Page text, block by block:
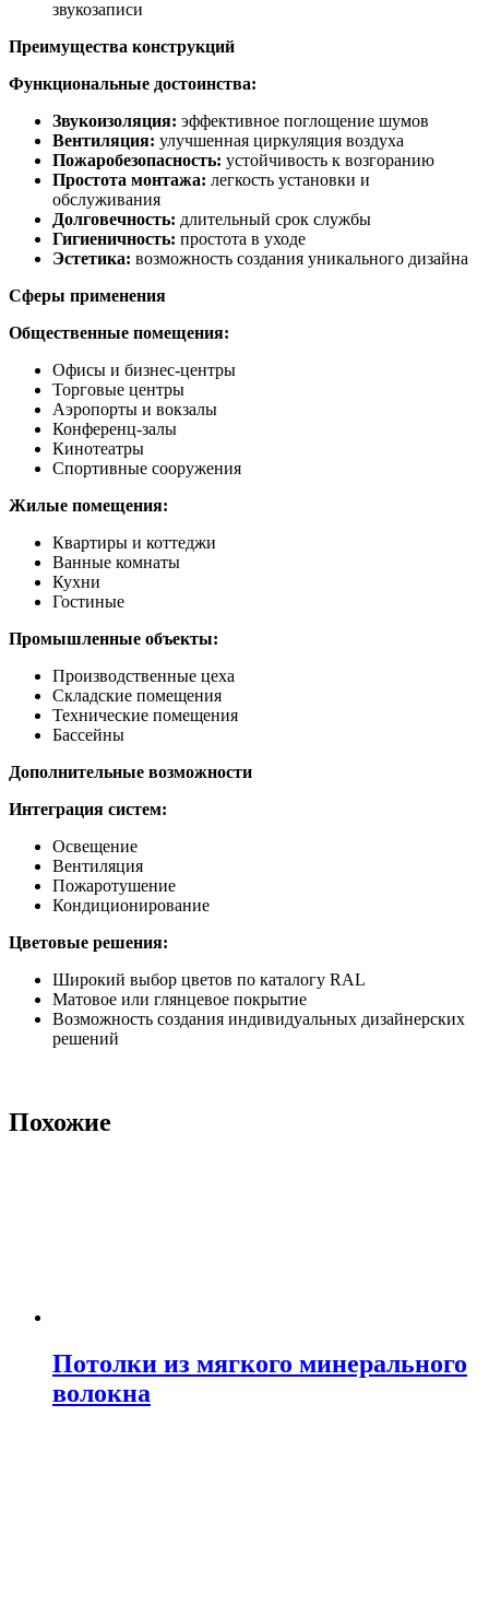
звукозаписи
Преимущества конструкций
Функциональные достоинства:
Звукоизоляция: эффективное поглощение шумов
Вентиляция: улучшенная циркуляция воздуха
Пожаробезопасность: устойчивость к возгоранию
Простота монтажа: легкость установки и
обслуживания
Долговечность: длительный срок службы
Гигиеничность: простота в уходе
Эстетика: возможность создания уникального дизайна
Сферы применения
Общественные помещения:
Офисы и бизнес-центры
Торговые центры
Аэропорты и вокзалы
Конференц-залы
Кинотеатры
Спортивные сооружения
Жилые помещения:
Квартиры и коттеджи
Ванные комнаты
Кухни
Гостиные
Промышленные объекты:
Производственные цеха
Складские помещения
Технические помещения
Бассейны
Дополнительные возможности
Интеграция систем:
Освещение
Вентиляция
Пожаротушение
Кондиционирование
Цветовые решения:
Широкий выбор цветов по каталогу RAL
Матовое или глянцевое покрытие
Возможность создания индивидуальных дизайнерских
решений
Похожие
Потолки из мягкого минерального
волокна